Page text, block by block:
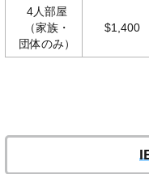
4人部屋
（家族・
団体のみ）
$1,400